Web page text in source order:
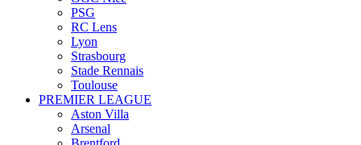
PSG
RC Lens
Lyon
Strasbourg
Stade Rennais
Toulouse
PREMIER LEAGUE
Aston Villa
Arsenal